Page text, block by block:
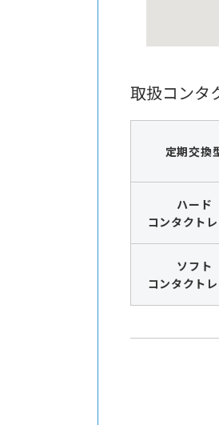
取扱コンタ
定期交換
ハード
コンタクト
ソフト
コンタクト